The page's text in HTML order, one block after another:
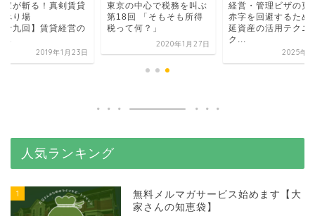
家が斬る！真剣賃貸
べり場
十九回】賃貸経営の
...
2019年1月23日
東京の中心で税務を叫ぶ
第18回 「そもそも所得
税って何？」
2020年1月27日
経営・管理ビザの更
赤字を回避するため
延資産の活用テクニ
ク...
2025年9
人気ランキング
1
無料メルマガサービス始めます【大
家さんの知恵袋】